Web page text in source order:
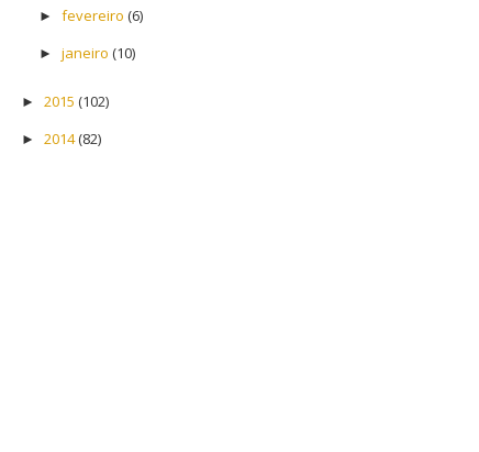
► fevereiro (6)
► janeiro (10)
► 2015 (102)
► 2014(82)